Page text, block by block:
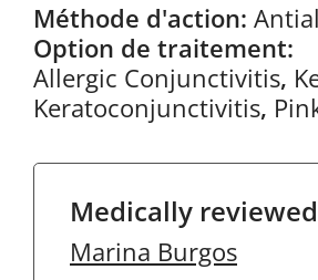
Méthode d'action:
Option de traitement:
Allergic Conjunctivitis,
Keratoconjunctivitis,
Medically reviewed
Marina Burgos